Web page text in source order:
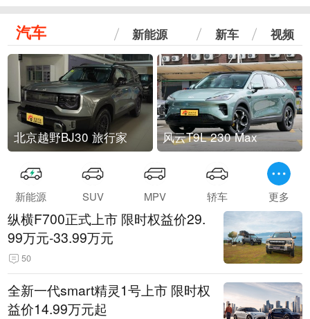
汽车 新能源 新车 视频
北京越野BJ30 旅行家 风云T9L 230 Max
新能源 SUV MPV 轿车 更多
纵横F700正式上市 限时权益价29.
99万元-33.99万元
50
全新一代smart精灵1号上市 限时权
益价14.99万元起